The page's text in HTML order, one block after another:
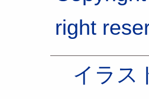
right
イラス